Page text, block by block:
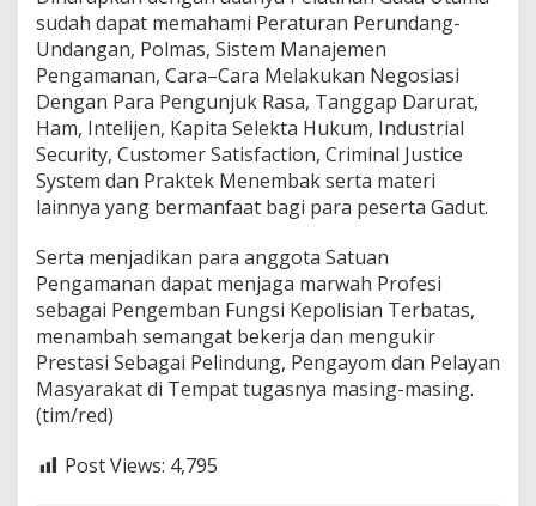
sudah dapat memahami Peraturan Perundang-
Undangan, Polmas, Sistem Manajemen
Pengamanan, Cara–Cara Melakukan Negosiasi
Dengan Para Pengunjuk Rasa, Tanggap Darurat,
Ham, Intelijen, Kapita Selekta Hukum, Industrial
Security, Customer Satisfaction, Criminal Justice
System dan Praktek Menembak serta materi
lainnya yang bermanfaat bagi para peserta Gadut.
Serta menjadikan para anggota Satuan
Pengamanan dapat menjaga marwah Profesi
sebagai Pengemban Fungsi Kepolisian Terbatas,
menambah semangat bekerja dan mengukir
Prestasi Sebagai Pelindung, Pengayom dan Pelayan
Masyarakat di Tempat tugasnya masing-masing.
(tim/red)
Post Views: 4,795